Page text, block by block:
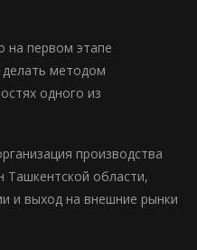
на первом этапе
методом
одного из
производства
Ташкентской области,
и выход на внешние рынки